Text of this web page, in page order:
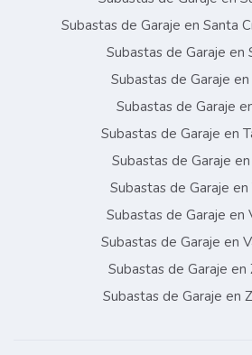
Subastas de Garaje en Santa
Subastas de Garaje en
Subastas de Garaje
Subastas de Garaje
Subastas de Garaje en
Subastas de Garaje
Subastas de Garaje
Subastas de Garaje en
Subastas de Garaje en
Subastas de Garaje en
Subastas de Garaje en